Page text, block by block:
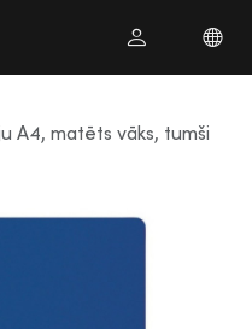
A4, matēts vāks, tumši